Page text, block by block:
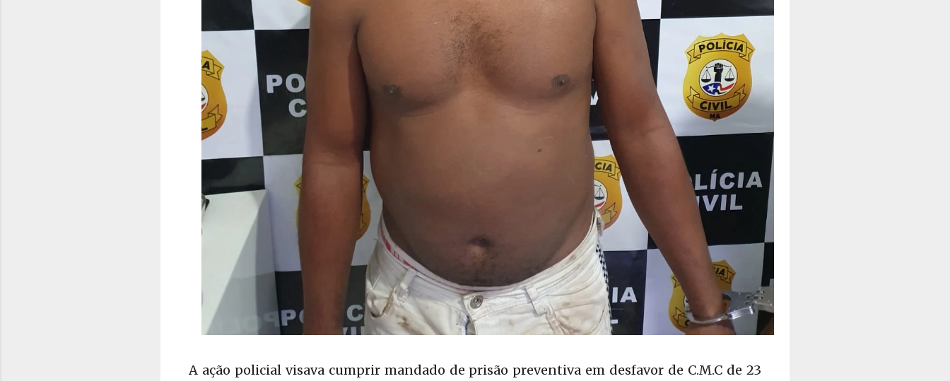
A ação policial visava cumprir mandado de prisão preventiva em desfavor de C.M.C de 23